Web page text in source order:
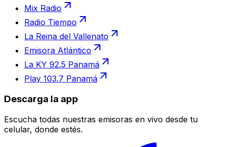
Mix Radio
Radio Tiempo
La Reina del Vallenato
Emisora Atlántico
La KY 92.5 Panamá
Play 103.7 Panamá
Descarga la app
Escucha todas nuestras emisoras en vivo desde tu
celular, donde estés.